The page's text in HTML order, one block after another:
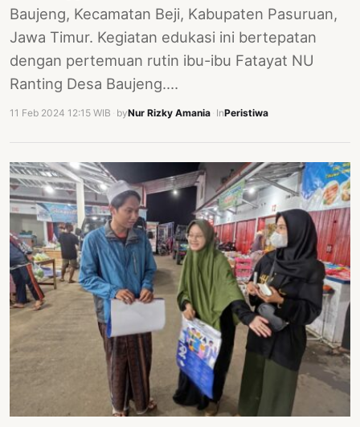
Baujeng, Kecamatan Beji, Kabupaten Pasuruan,
Jawa Timur. Kegiatan edukasi ini bertepatan
dengan pertemuan rutin ibu-ibu Fatayat NU
Ranting Desa Baujeng.…
11 Feb 2024 12:15 WIB byNur Rizky Amania InPeristiwa